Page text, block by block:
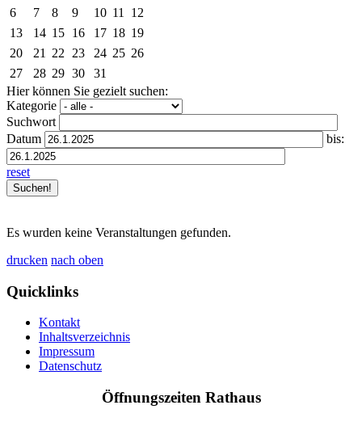
6
7 8 9 10 11
12
13
14 15 16 17 18 19
20
21 22 23 24 25 26
27
28 29 30
31
Hier können Sie gezielt suchen:
Kategorie
Suchwort
Datum
bis:
reset
Es wurden keine Veranstaltungen gefunden.
drucken nach oben
Quicklinks
Kontakt
Inhaltsverzeichnis
Impressum
Datenschutz
Öffnungszeiten Rathaus